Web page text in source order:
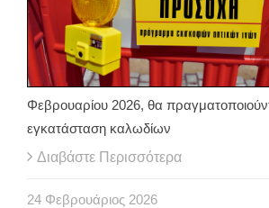
Φεβρουαρίου 2026, θα
εγκατάσταση καλωδίων
Διαβάστε Περισσότερα
24 Φεβρουάριος 2026